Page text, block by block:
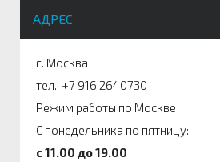
АДРЕС
г. Москва
тел.: +7 916 2640730
Режим работы по Москве
С понедельника по пятницу:
c 11.00 до 19.00